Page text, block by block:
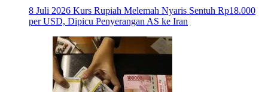
8 Juli 2026 Kurs Rupiah Melemah Nyaris Sentuh Rp18.000
per USD, Dipicu Penyerangan AS ke Iran